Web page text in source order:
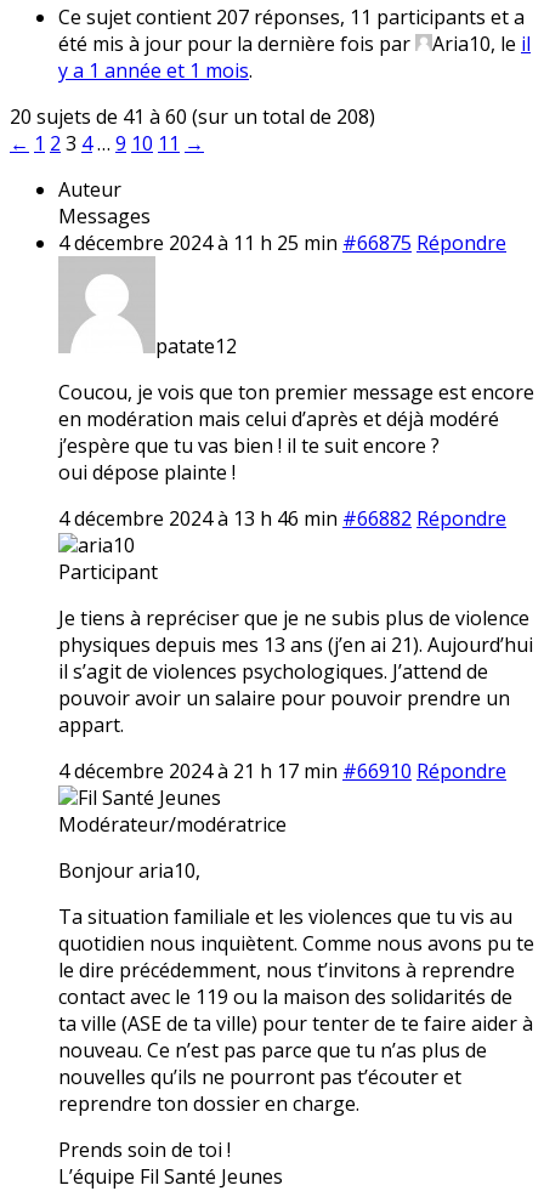
Ce sujet contient 207 réponses, 11 participants et a
été mis à jour pour la dernière fois par
Aria10, le il
y a 1 année et 1 mois.
20 sujets de 41 à 60 (sur un total de 208)
← 1 2 3 4… 9 10 11 →
Auteur
Messages
4 décembre 2024 à 11 h 25 min #66875 Répondre
patate12
Coucou, je vois que ton premier message est encore
en modération mais celui d’après et déjà modéré
j’espère que tu vas bien ! il te suit encore ?
oui dépose plainte !
4 décembre 2024 à 13 h 46 min #66882 Répondre
aria10
Participant
Je tiens à repréciser que je ne subis plus de violence
physiques depuis mes 13 ans (j’en ai 21). Aujourd’hui
il s’agit de violences psychologiques. J’attend de
pouvoir avoir un salaire pour pouvoir prendre un
appart.
4 décembre 2024 à 21 h 17 min #66910 Répondre
Fil Santé Jeunes
Modérateur/modératrice
Bonjour aria10,
Ta situation familiale et les violences que tu vis au
quotidien nous inquiètent. Comme nous avons pu te
le dire précédemment, nous t’invitons à reprendre
contact avec le 119 ou la maison des solidarités de
ta ville (ASE de ta ville) pour tenter de te faire aider à
nouveau. Ce n’est pas parce que tu n’as plus de
nouvelles qu’ils ne pourront pas t’écouter et
reprendre ton dossier en charge.
Prends soin de toi !
L’équipe Fil Santé Jeunes